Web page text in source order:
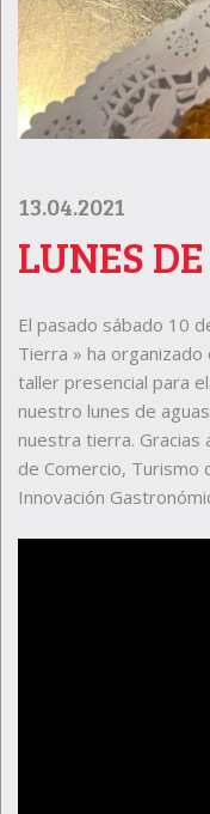
13.04.2021
LUNES
El pasado sábado 10
Tierra » ha
taller presencial para
nuestro lunes de
nuestra tierra. Gracias
de Comercio, Turismo
Innovación